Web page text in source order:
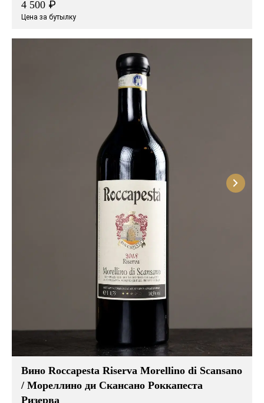
4 500 ₽
Цена за бутылку
Вино Roccapesta Riserva Morellino di Scansano
/ Мореллино ди Скансано Роккапеста
Ризерва